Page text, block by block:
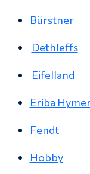
Bürstner
Dethleffs
Eifelland
Eriba
Fendt
Hobby